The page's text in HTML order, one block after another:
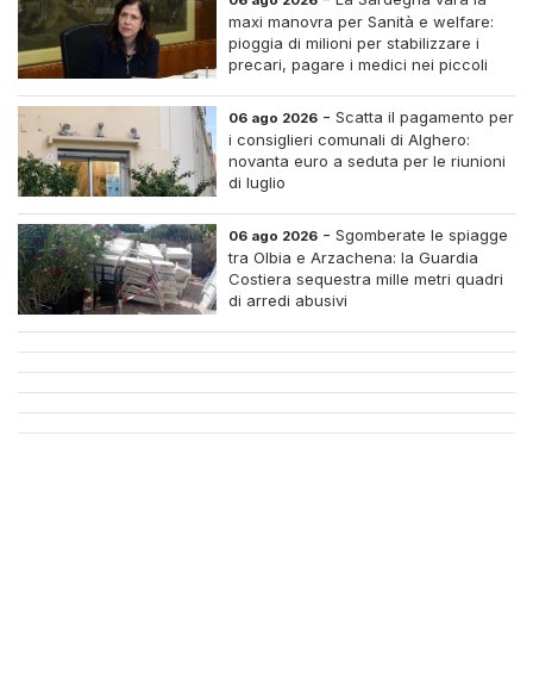
maxi manovra per Sanità e welfare:
pioggia di milioni per stabilizzare i
precari, pagare i medici nei piccoli
case di riposo.
06 ago 2026 -Scatta il pagamento per
i consiglieri comunali di Alghero:
novanta euro a seduta per le riunioni
di luglio
06 ago 2026 -Sgomberate le spiagge
tra Olbia e Arzachena: la Guardia
Costiera sequestra mille metri quadri
di arredi abusivi